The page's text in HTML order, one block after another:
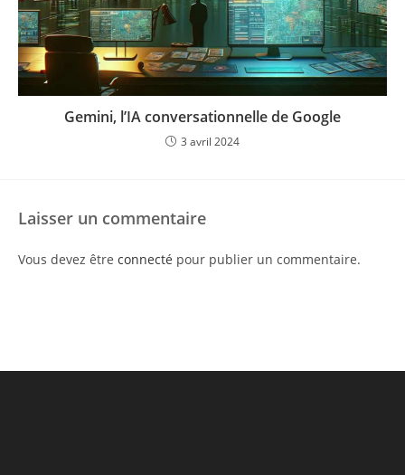
Gemini, l’IA conversationnelle de Google
3 avril 2024
Laisser un commentaire
Vous devez être connecté pour publier un commentaire.